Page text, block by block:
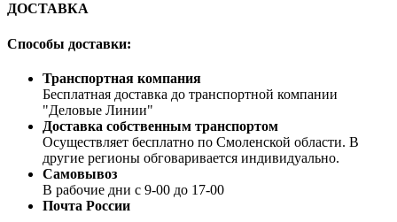
ДОСТАВКА
Способы доставки:
Транспортная компания
Бесплатная доставка до транспортной компании
"Деловые Линии"
Доставка собственным транспортом
Осуществляет бесплатно по Смоленской области. В
другие регионы обговаривается индивидуально.
Самовывоз
В рабочие дни с 9-00 до 17-00
Почта России